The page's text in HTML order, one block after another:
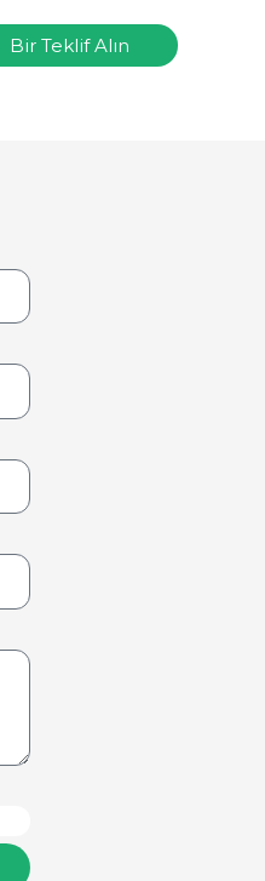
Bir Teklif Alın